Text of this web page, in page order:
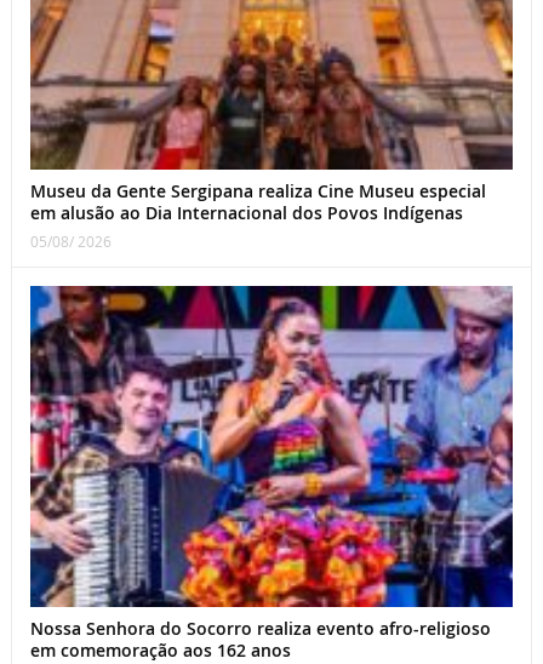
Museu da Gente Sergipana realiza Cine Museu especial
em alusão ao Dia Internacional dos Povos Indígenas
05/08/ 2026
Nossa Senhora do Socorro realiza evento afro-religioso
em comemoração aos 162 anos